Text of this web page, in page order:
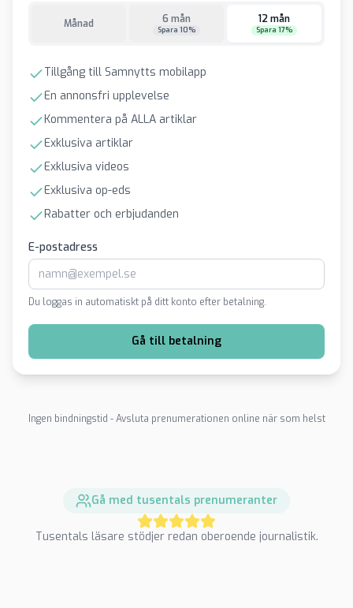
Månad 6 mån
Spara 10%
12 mån
Spara 17%
Tillgång till Samnytts mobilapp
En annonsfri upplevelse
Kommentera på ALLA artiklar
Exklusiva artiklar
Exklusiva videos
Exklusiva op-eds
Rabatter och erbjudanden
E-postadress
Du loggas in automatiskt på ditt konto efter betalning.
Gå till betalning
Ingen bindningstid - Avsluta prenumerationen online när som helst
Gå med tusentals prenumeranter
Tusentals läsare stödjer redan oberoende journalistik.